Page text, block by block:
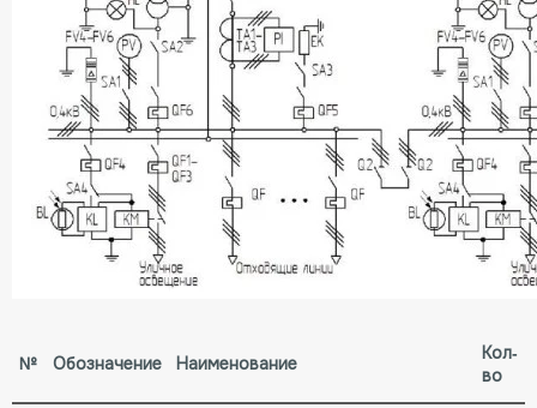
№ Обозначение Наименование
Кол-
во